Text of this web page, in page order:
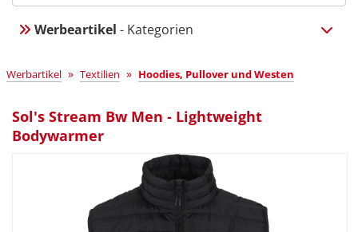
Werbeartikel - Kategorien
Werbartikel » Textilien » Hoodies, Pullover und Westen
Sol's Stream Bw Men - Lightweight
Bodywarmer